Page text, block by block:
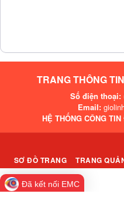
TRANG THÔNG
Số điện thoại:
Email:
HỆ THỐNG CÔNG
SƠ ĐỒ TRANG TRANG
Đã kết nối EMC